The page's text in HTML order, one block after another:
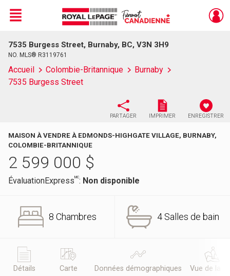
Live
En Direct
Menu
7535 Burgess Street, Burnaby, BC, V3N 3H9
NO. MLS® R3119761
Accueil Colombie-Britannique
Burnaby
7535 Burgess Street
PARTAGER IMPRIMER ENREGISTRER
MAISON À VENDRE À EDMONDS-HIGHGATE VILLAGE, BURNABY,
COLOMBIE-BRITANNIQUE
2 599 000 $
ÉvaluationExpressMC: Non disponible
8 Chambres 4 Salles de bain
Détails Carte Données démographiques Vue de la